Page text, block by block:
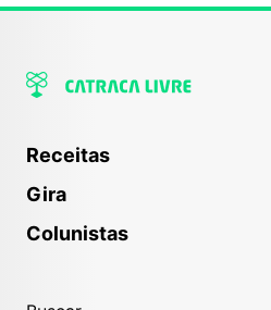
Receitas
Gira
Colunistas